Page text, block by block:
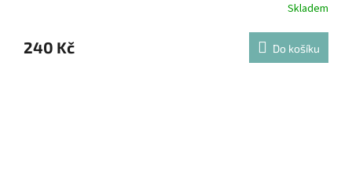
Skladem
240 Kč Do košíku